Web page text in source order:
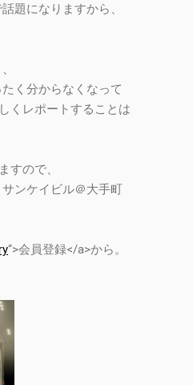
題になりますから、
く分からなくなって
くレポートすることは
すので、
ンケイビル＠大手町
“>会員登録</a>から。